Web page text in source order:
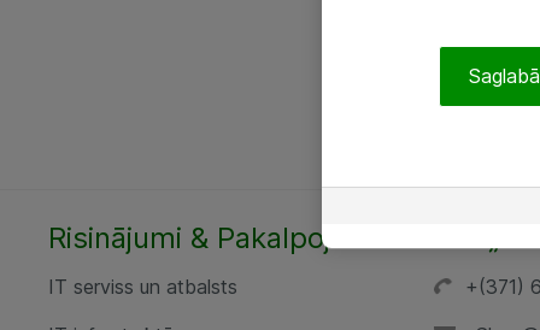
Risinājumi & Pakalpojumi
IT serviss un atbalsts
+(371)